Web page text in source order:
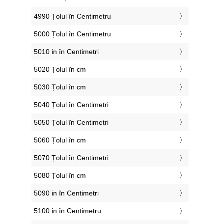
4990 Țolul în Centimetru
5000 Țolul în Centimetru
5010 in în Centimetri
5020 Țolul în cm
5030 Țolul în cm
5040 Țolul în Centimetri
5050 Țolul în Centimetri
5060 Țolul în cm
5070 Țolul în Centimetri
5080 Țolul în cm
5090 in în Centimetri
5100 in în Centimetru